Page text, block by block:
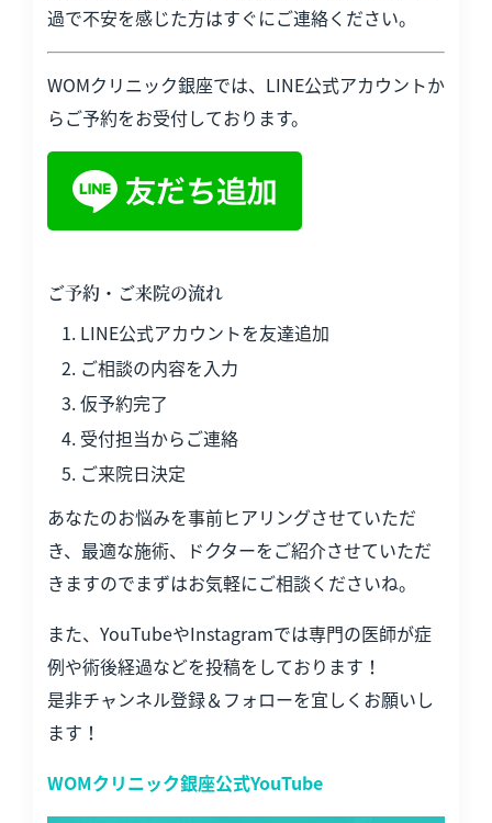
過で不安を感じた方はすぐにご連絡ください。
WOMクリニック銀座では、LINE公式アカウントか
らご予約をお受付しております。
ご予約・ご来院の流れ
LINE公式アカウントを友達追加
ご相談の内容を入力
仮予約完了
受付担当からご連絡
ご来院日決定
あなたのお悩みを事前ヒアリングさせていただ
き、最適な施術、ドクターをご紹介させていただ
きますのでまずはお気軽にご相談くださいね。
また、YouTubeやInstagramでは専門の医師が症
例や術後経過などを投稿をしております！
是非チャンネル登録＆フォローを宜しくお願いし
ます！
WOMクリニック銀座公式YouTube